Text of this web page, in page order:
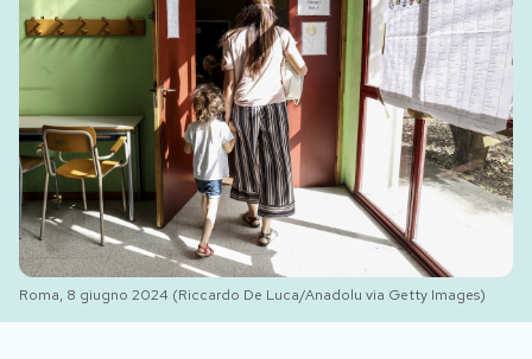
NEWSLETTER
I MIEI PREFERITI
SHOP
Roma, 8 giugno 2024 (Riccardo De Luca/Anadolu via Getty Images)